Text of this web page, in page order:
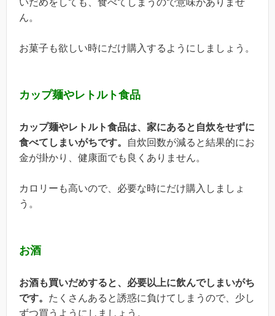
ん。
お菓子も欲しい時にだけ購入するようにしましょう。
カップ麺やレトルト食品
カップ麺やレトルト食品は、家にあると自炊をせずに
食べてしまいがちです。
自炊回数が減ると結果的にお
金が掛かり、健康面でも良くありません。
カロリーも高いので、必要な時にだけ購入しましょ
う。
お酒
お酒も買いだめすると、必要以上に飲んでしまいがち
です。 たくさんあると誘惑に負けてしまうので、少し
ずつ買うようにしましょう。